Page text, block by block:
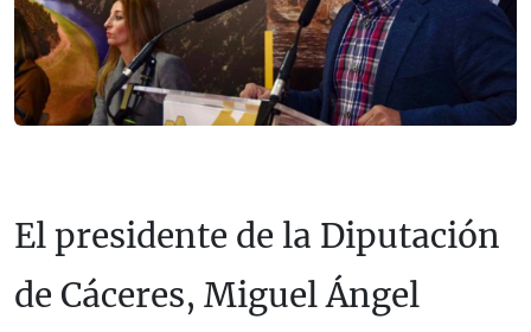
El presidente de la Diputación
de Cáceres, Miguel Ángel